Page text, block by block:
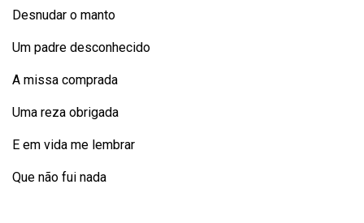
Desnudar o manto
Um padre desconhecido
A missa comprada
Uma reza obrigada
E em vida me lembrar
Que não fui nada